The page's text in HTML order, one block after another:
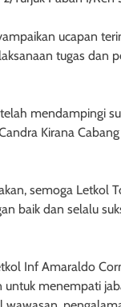
ucapan
tugas dan
mendampingi
Kirana
semoga Letkol
baik dan selalu
Inf Amaraldo
menempati